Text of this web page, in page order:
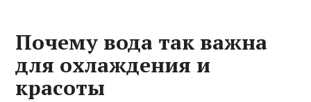
Почему вода так важна
для охлаждения и
красоты